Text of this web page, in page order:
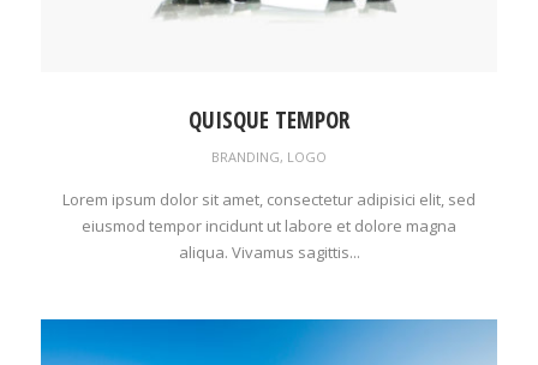
QUISQUE TEMPOR
BRANDING, LOGO
Lorem ipsum dolor sit amet, consectetur adipisici elit, sed
eiusmod tempor incidunt ut labore et dolore magna
aliqua. Vivamus sagittis...